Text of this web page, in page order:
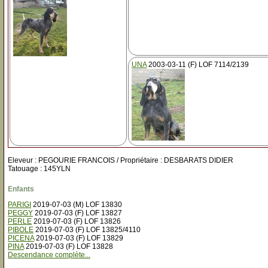
UNA2003-03-11 (F) LOF 7114/2139
Eleveur : PEGOURIE FRANCOIS / Propriétaire : DESBARATS DIDIER
Tatouage : 145YLN
Enfants
PARIGI 2019-07-03 (M) LOF 13830
PEGGY 2019-07-03 (F) LOF 13827
PERLE 2019-07-03 (F) LOF 13826
PIBOLE 2019-07-03 (F) LOF 13825/4110
PICENA2019-07-03 (F) LOF 13829
PINA2019-07-03 (F) LOF 13828
Descendance complète...